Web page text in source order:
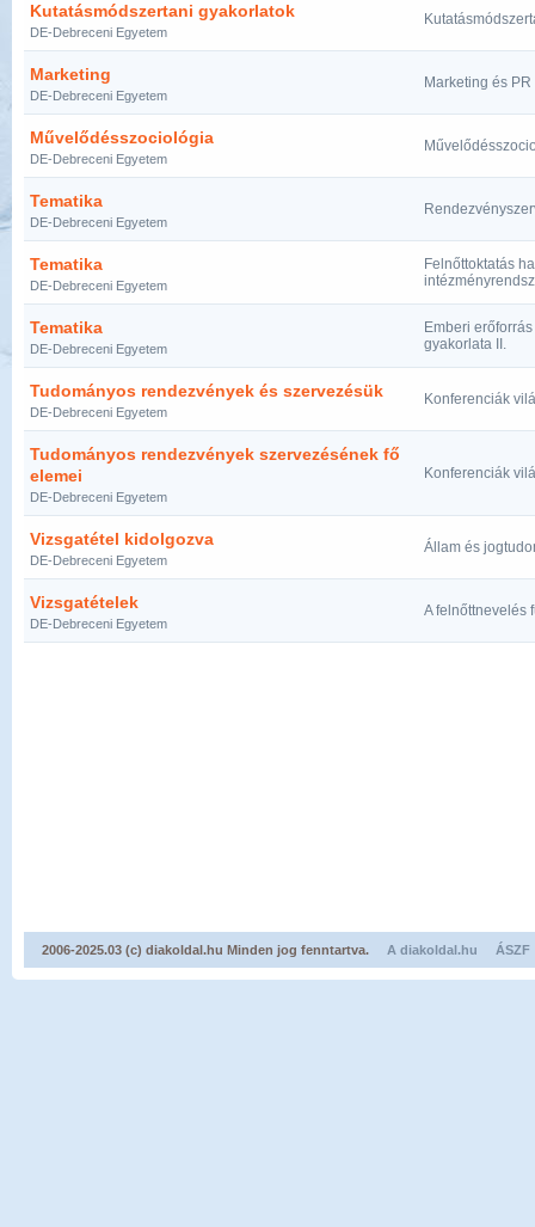
Kutatásmódszertani gyakorlatok
DE-Debreceni Egyetem
Marketing
DE-Debreceni Egyetem
Marketing és PR
Művelődésszociológia
DE-Debreceni Egyetem
Tematika
DE-Debreceni Egyetem
Tematika
DE-Debreceni Egyetem
Felnőttoktatás
Tematika
DE-Debreceni Egyetem
Emberi
gyakorlata II.
Tudományos rendezvények és szervezésük
DE-Debreceni Egyetem
Konferenciák
Tudományos rendezvények szervezésének fő
elemei
DE-Debreceni Egyetem
Konferenciák
Vizsgatétel kidolgozva
DE-Debreceni Egyetem
Állam és
Vizsgatételek
DE-Debreceni Egyetem
A felnőttnevelés
2006-2025.03 (c) diakoldal.hu Minden jog fenntartva. A diakoldal.hu ÁSZF